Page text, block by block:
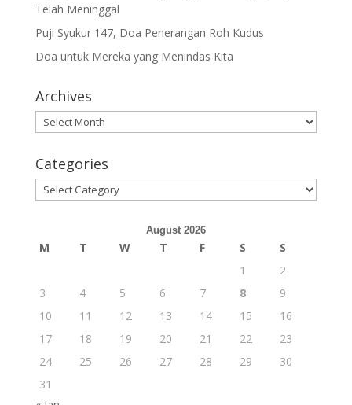
Telah Meninggal
Puji Syukur 147, Doa Penerangan Roh Kudus
Doa untuk Mereka yang Menindas Kita
Archives
Archives
Categories
Categories
August 2026
M T W T F S
S
1
2
3
4 5 6 7 8
9
10
11 12 13 14 15
16
17
18 19 20 21 22
23
24
25 26 27 28 29
30
31